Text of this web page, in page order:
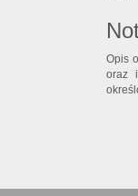
Opis
oraz